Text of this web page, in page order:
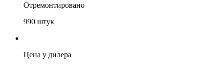
Отремонтировано
990 штук
Цена у дилера